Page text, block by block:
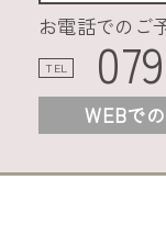
お電話でのご
TEL
WEBで